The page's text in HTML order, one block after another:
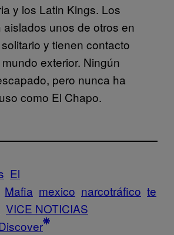
y los Latin Kings. Los
unos de otros en
y tienen contacto
exterior. Ningún
pero nunca ha
como El Chapo.
El
Mafia mexico narcotráfico te
VICE NOTICIAS